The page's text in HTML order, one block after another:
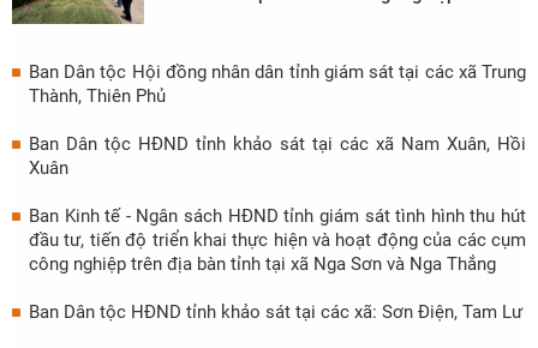
Ban Dân tộc Hội đồng nhân dân tỉnh giám sát tại các xã Trung
Thành, Thiên Phủ
Ban Dân tộc HĐND tỉnh khảo sát tại các xã Nam Xuân, Hồi
Xuân
Ban Kinh tế - Ngân sách HĐND tỉnh giám sát tình hình thu hút
đầu tư, tiến độ triển khai thực hiện và hoạt động của các cụm
công nghiệp trên địa bàn tỉnh tại xã Nga Sơn và Nga Thắng
Ban Dân tộc HĐND tỉnh khảo sát tại các xã: Sơn Điện, Tam Lư